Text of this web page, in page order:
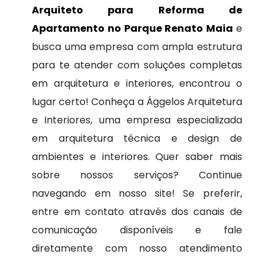
Arquiteto para Reforma de
Apartamento no Parque Renato Maia e
busca uma empresa com ampla estrutura
para te atender com soluções completas
em arquitetura e interiores, encontrou o
lugar certo! Conheça a Ággelos Arquitetura
e Interiores, uma empresa especializada
em arquitetura técnica e design de
ambientes e interiores. Quer saber mais
sobre nossos serviços? Continue
navegando em nosso site! Se preferir,
entre em contato através dos canais de
comunicação disponíveis e fale
diretamente com nosso atendimento